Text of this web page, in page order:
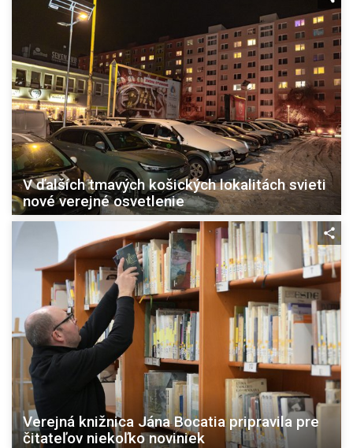
V ďalších tmavých košických lokalitách svieti
nové verejné osvetlenie
Verejná knižnica Jána Bocatia pripravila pre
čitateľov niekoľko noviniek